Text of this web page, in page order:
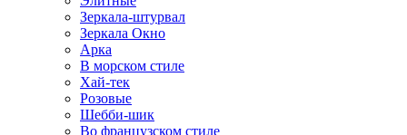
Зеркала-штурвал
Зеркала Окно
Арка
В морском стиле
Хай-тек
Розовые
Шебби-шик
Во французском стиле